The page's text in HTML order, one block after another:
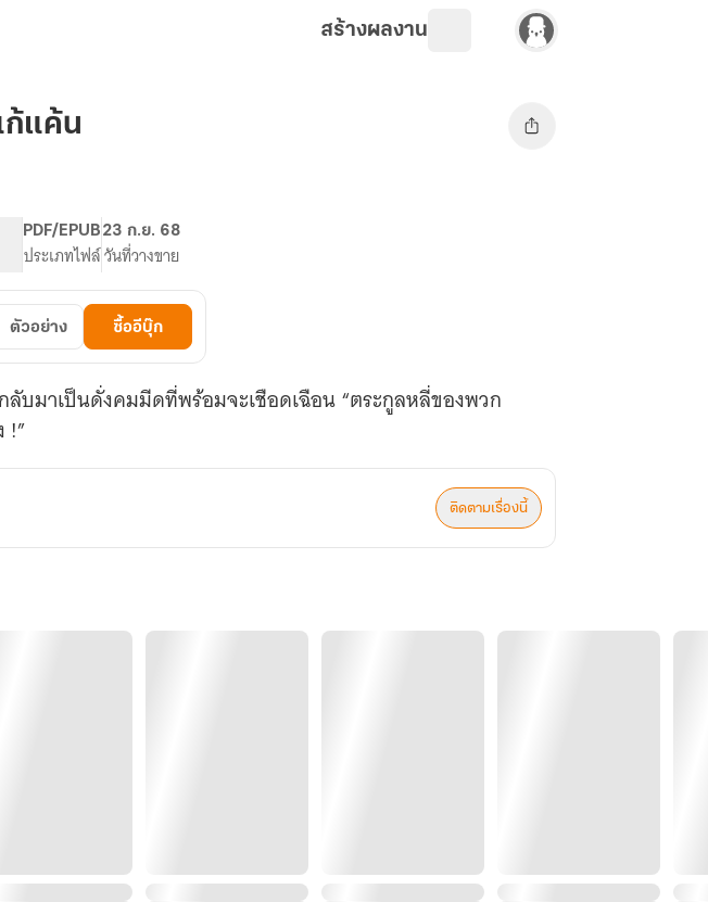
สร้างผลงาน
แค้น
PDF/EPUB
ประเภทไฟล์
23 ก.ย. 68
วันที่วางขาย
ตัวอย่าง ซื้ออีบุ๊ก
บมาเป็นดั่งคมมีดที่พร้อมจะเชือดเฉือน “ตระกูลหลี่ของพวก
!”
ติดตามเรื่องนี้